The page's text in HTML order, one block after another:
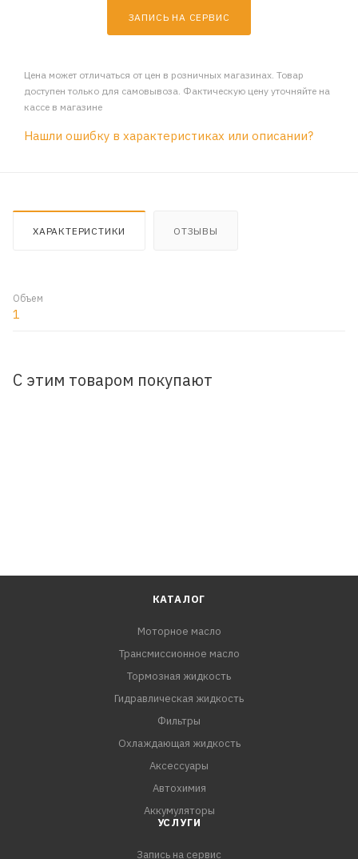
ЗАПИСЬ НА СЕРВИС
Цена может отличаться от цен в розничных магазинах. Товар
доступен только для самовывоза. Фактическую цену уточняйте на
кассе в магазине
Нашли ошибку в характеристиках или описании?
ХАРАКТЕРИСТИКИ ОТЗЫВЫ
Объем
1
С этим товаром покупают
КАТАЛОГ
Моторное масло
Трансмиссионное масло
Тормозная жидкость
Гидравлическая жидкость
Фильтры
Охлаждающая жидкость
Аксессуары
Автохимия
Аккумуляторы
УСЛУГИ
Запись на сервис